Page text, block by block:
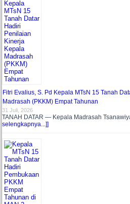
Fitri Evalius, S. Pd Kepala MTsN 15 Tanah
Madrasah (PKKM) Empat Tahunan
31 Juli, 2026
TANAH DATAR — Kepala Madrasah
selengkapnya...]]